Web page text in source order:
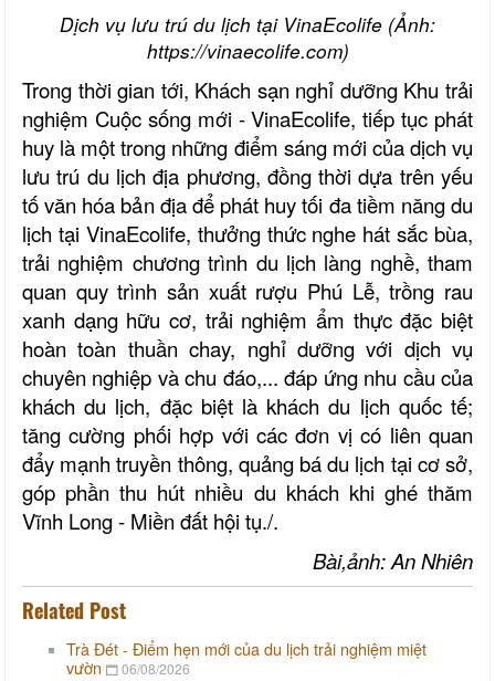
Dịch vụ lưu trú du lịch tại VinaEcolife (Ảnh:
https://vinaecolife.com)
Trong thời gian tới, Khách sạn nghỉ dưỡng Khu trải
nghiệm Cuộc sống mới - VinaEcolife, tiếp tục phát
huy là một trong những điểm sáng mới của dịch vụ
lưu trú du lịch địa phương, đồng thời dựa trên yếu
tố văn hóa bản địa để phát huy tối đa tiềm năng du
lịch tại VinaEcolife, thưởng thức nghe hát sắc bùa,
trải nghiệm chương trình du lịch làng nghề, tham
quan quy trình sản xuất rượu Phú Lễ, trồng rau
xanh dạng hữu cơ, trải nghiệm ẩm thực đặc biệt
hoàn toàn thuần chay, nghỉ dưỡng với dịch vụ
chuyên nghiệp và chu đáo,... đáp ứng nhu cầu của
khách du lịch, đặc biệt là khách du lịch quốc tế;
tăng cường phối hợp với các đơn vị có liên quan
đẩy mạnh truyền thông, quảng bá du lịch tại cơ sở,
góp phần thu hút nhiều du khách khi ghé thăm
Vĩnh Long - Miền đất hội tụ./.
Bài,ảnh: An Nhiên
Related Post
Trà Đét - Điểm hẹn mới của du lịch trải nghiệm miệt
vườn
06/08/2026